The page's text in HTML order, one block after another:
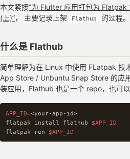
本文紧接“为 Flutter 应用打包为
(上)”， 主要记录上架 Flathub 的过程。
什么是 Flathub
简单理解为在 Linux 中使用 FLatpak
App Store / Unbuntu Snap Store 的应
装应用，Flathub 也是一个 repo，也可
APP_ID=<your-app-id>
flatpak
install flathub
$APP_ID
flatpak run
$APP_ID